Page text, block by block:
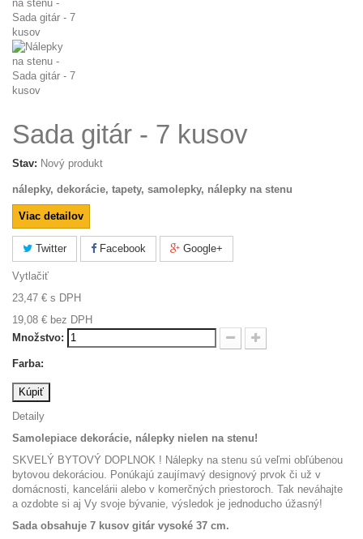
Sada gitár - 7 kusov
Stav: Nový produkt
nálepky, dekorácie, tapety, samolepky, nálepky na stenu
Viac detailov
Twitter Facebook Google+
Vytlačiť
23,47 € s DPH
19,08 € bez DPH
Množstvo:
Farba:
Kúpiť
Detaily
Samolepiace dekorácie, nálepky nielen na stenu!
SKVELÝ BYTOVÝ DOPLNOK ! Nálepky na stenu sú veľmi obľúbenou
bytovou dekoráciou. Ponúkajú zaujímavý designový prvok či už v
domácnosti, kancelárii alebo v komerčných priestoroch. Tak neváhajte
a ozdobte si aj Vy svoje bývanie, výsledok je jednoducho úžasný!
Sada obsahuje 7 kusov gitár vysoké 37 cm.